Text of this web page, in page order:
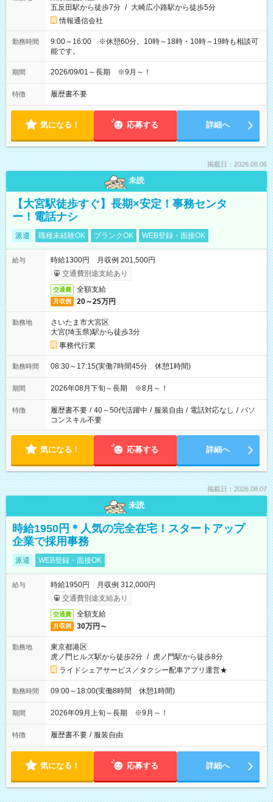
五反田駅から徒歩7分 / 大崎広小路駅から徒歩5分
情報通信会社
勤務時間
9:00～16:00 ※休憩60分。10時～18時・10時～19時も相談可
能です。
期間 2026/09/01～長期 ※9月～！
特徴 履歴書不要
気になる！ 応募する 詳細へ
掲載日：2026.08.06
未読
【大宮駅徒歩すぐ】長期×安定！事務センタ
ー！電話ナシ
派遣 職種未経験OK ブランクOK WEB登録・面接OK
給与
時給1300円 月収例 201,500円
交通費別途支給あり
交通費 全額支給
月収例 20～25万円
勤務地
さいたま市大宮区
大宮(埼玉県)駅から徒歩3分
事務代行業
勤務時間 08:30～17:15(実働7時間45分 休憩1時間)
期間 2026年08月下旬～長期 ※8月～！
特徴 履歴書不要 / 40～50代活躍中 / 服装自由 / 電話対応なし / パソ
コンスキル不要
気になる！ 応募する 詳細へ
掲載日：2026.08.07
未読
時給1950円＊人気の完全在宅！スタートアップ
企業で採用事務
派遣 WEB登録・面接OK
給与
時給1950円 月収例 312,000円
交通費別途支給あり
交通費 全額支給
月収例 30万円～
勤務地
東京都港区
虎ノ門ヒルズ駅から徒歩2分 / 虎ノ門駅から徒歩8分
ライドシェアサービス／タクシー配車アプリ運営★
勤務時間 09:00～18:00(実働8時間 休憩1時間)
期間 2026年09月上旬～長期 ※9月～！
特徴 履歴書不要 / 服装自由
気になる！ 応募する 詳細へ